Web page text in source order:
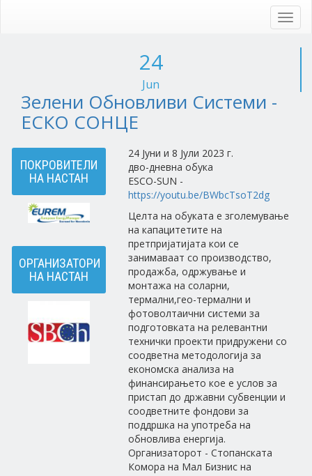
24
Jun
Зелени Обновливи Системи -
ЕСКО СОНЦЕ
ПОКРОВИТЕЛИ
НА НАСТАН
ОРГАНИЗАТОРИ
НА НАСТАН
24 Јуни и 8 Јули 2023 г.
дво-дневна обука
ESCO-SUN -
https://youtu.be/BWbcTsoT2dg
Целта на обуката е зголемување
на капацитетите на
претпријатијата кои се
занимаваат со производство,
продажба, одржување и
монтажа на соларни,
термални,гео-термални и
фотоволтаични системи за
подготовката на релевантни
технички проекти придружени со
соодветна методологија за
економска анализа на
финансирањето кое е услов за
пристап до државни субвенции и
соодветните фондови за
поддршка на употреба на
обновлива енергија.
Организаторот - Стопанската
Комора на Мал Бизнис на